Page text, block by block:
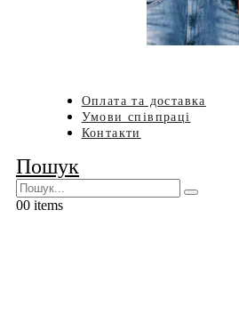
Оплата та доставка
Умови співпраці
Контакти
Пошук
00 items